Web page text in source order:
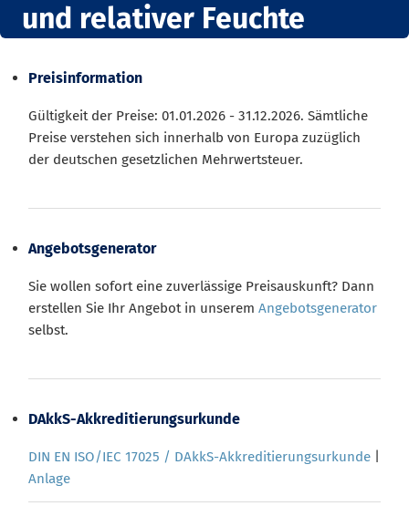
und relativer Feuchte
Preisinformation
Gültigkeit der Preise: 01.01.2026 - 31.12.2026. Sämtliche
Preise verstehen sich innerhalb von Europa zuzüglich
der deutschen gesetzlichen Mehrwertsteuer.
Angebotsgenerator
Sie wollen sofort eine zuverlässige Preisauskunft? Dann
erstellen Sie Ihr Angebot in unserem Angebotsgenerator
selbst.
DAkkS-Akkreditierungsurkunde
DIN EN ISO/IEC 17025 / DAkkS-Akkreditierungsurkunde
Anlage